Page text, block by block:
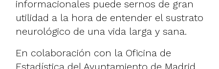
informacionales puede sernos de gran
utilidad a la hora de entender el sustrato
neurológico de una vida larga y sana.
En colaboración con la Oficina de
Estadística del Ayuntamiento de Madrid,